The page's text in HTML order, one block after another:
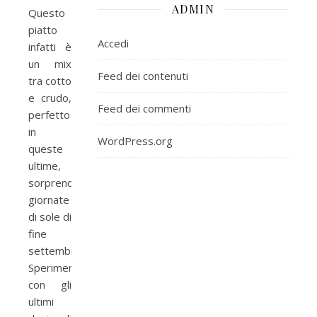
Questo
piatto
infatti è
un mix
tra cotto
e crudo,
perfetto
in
queste
ultime,
sorprendenti
giornate
di sole di
fine
settembre.
Sperimentatela
con gli
ultimi
ADMIN
Accedi
Feed dei contenuti
Feed dei commenti
WordPress.org